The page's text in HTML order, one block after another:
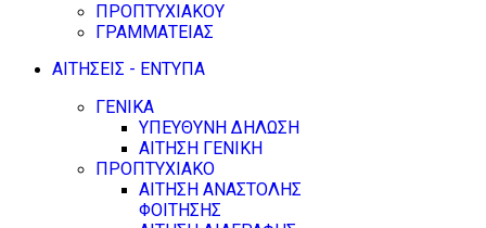
ΠΡΟΠΤΥΧΙΑΚΟΥ
ΓΡΑΜΜΑΤΕΙΑΣ
ΑΙΤΗΣΕΙΣ - ΕΝΤΥΠΑ
ΓΕΝΙΚΑ
ΥΠΕΥΘΥΝΗ ΔΗΛΩΣΗ
ΑΙΤΗΣΗ ΓΕΝΙΚΗ
ΠΡΟΠΤΥΧΙΑΚΟ
ΑΙΤΗΣΗ ΑΝΑΣΤΟΛΗΣ
ΦΟΙΤΗΣΗΣ